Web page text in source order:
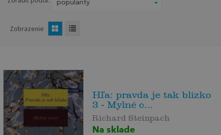
Zobrazenie
Hľa: pravda je tak blízko
3 - Mylné c...
Richard Steinpach
Na sklade